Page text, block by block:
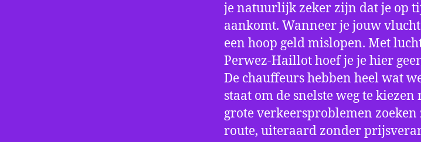
je natuurlijk zeker zijn dat je op
aankomt. Wanneer je jouw
een hoop geld mislopen. Met
Perwez-Haillot hoef je je hier
De chauffeurs hebben heel wat
staat om de snelste weg te
grote verkeersproblemen
route, uiteraard zonder